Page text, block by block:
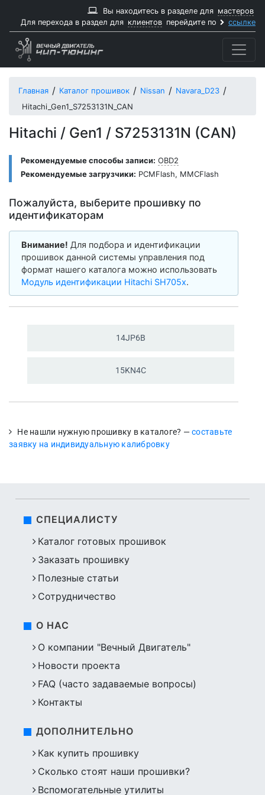
Вы находитесь в разделе для мастеров
Для перехода в раздел для клиентов перейдите по ссылке
Главная Каталог прошивок Nissan
Navara_D23
Hitachi_Gen1_S7253131N_CAN
Hitachi / Gen1 / S7253131N (CAN)
Рекомендуемые способы записи: OBD2
Рекомендуемые загрузчики: PCMFlash, MMCFlash
Пожалуйста, выберите прошивку по
идентификаторам
Внимание! Для подбора и идентификации
прошивок данной системы управления под
формат нашего каталога можно использовать
Модуль идентификации Hitachi SH705x.
14JP6B
15KN4C
Не нашли нужную прошивку в каталоге? —составьте
заявку на индивидуальную калибровку
СПЕЦИАЛИСТУ
Каталог готовых прошивок
Заказать прошивку
Полезные статьи
Сотрудничество
О НАС
О компании "Вечный Двигатель"
Новости проекта
FAQ (часто задаваемые вопросы)
Контакты
ДОПОЛНИТЕЛЬНО
Как купить прошивку
Сколько стоят наши прошивки?
Вспомогательные утилиты